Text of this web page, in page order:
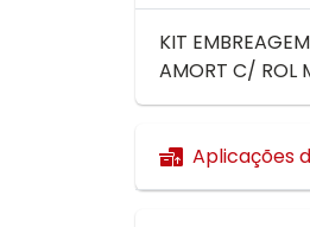
KIT
AMORT C/ ROL
Aplicações